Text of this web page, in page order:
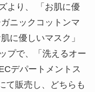
より、 「お肌に優
ニックコットンマ
に優しいマスク」
プで、「洗えるオー
デパートメントス
て販売し、どちらも